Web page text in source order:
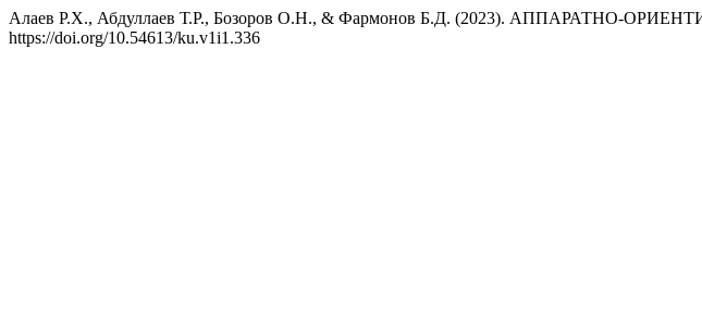
Алаев Р.Х., Абдуллаев Т.Р., Бозоров О.Н., & Фармонов Б.Д. (2023). АППАРАТНО-
https://doi.org/10.54613/ku.v1i1.336